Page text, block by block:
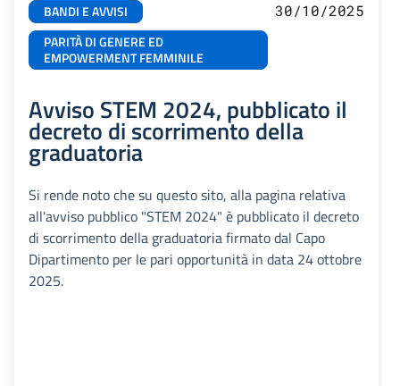
BANDI E AVVISI
PARITÀ DI GENERE ED
EMPOWERMENT FEMMINILE
30/10/2025
Avviso STEM 2024, pubblicato il
decreto di scorrimento della
graduatoria
Si rende noto che su questo sito, alla pagina relativa
all'avviso pubblico "STEM 2024" è pubblicato il decreto
di scorrimento della graduatoria firmato dal Capo
Dipartimento per le pari opportunità in data 24 ottobre
2025.